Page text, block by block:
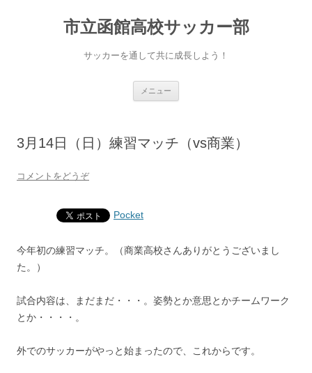
市立函館高校サッカー部
サッカーを通して共に成長しよう！
メニュー
移
3月14日（日）練習マッチ（vs商業）
コメントをどうぞ
Pocket
今年初の練習マッチ。（商業高校さんありがとうございまし
た。）
試合内容は、まだまだ・・・。姿勢とか意思とかチームワーク
とか・・・・。
外でのサッカーがやっと始まったので、これからです。